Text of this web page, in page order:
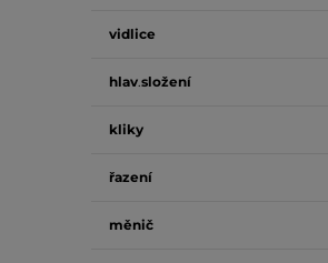
vidlice
hlav.složení
kliky
řazení
měnič